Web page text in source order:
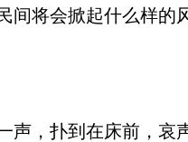
间将会掀起什么样的
，扑到在床前，哀